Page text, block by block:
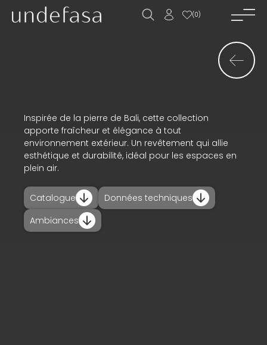
(0)
produits_
projets_
téléchargements_
actualités_
contact_
Inspirée de la pierre de Bali, cette collection
apporte fraîcheur et élégance à tout
environnement extérieur. Un revêtement qui allie
esthétique et durabilité, idéal pour les espaces en
plein air.
Catalogue
Données techniques
Ambiances